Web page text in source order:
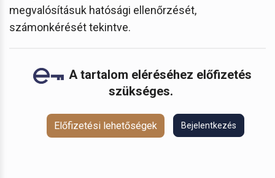
megvalósításuk hatósági ellenőrzését,
számonkérését tekintve.
A tartalom eléréséhez előfizetés
szükséges.
Előfizetési lehetőségek Bejelentkezés